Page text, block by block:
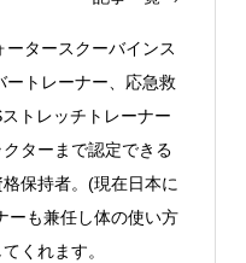
タースクーバインス
ートレーナー、応急救
トレッチトレーナー
ターまで認定できる
保持者。(現在日本に
も兼任し体の使い方
くれます。